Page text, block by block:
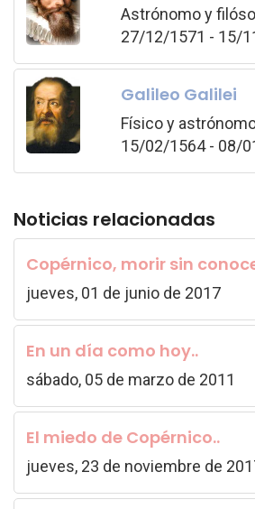
Astrónomo y
27/12/1571 - 15/
Galileo Galilei
Físico y
15/02/1564 - 08/
Noticias relacionadas
Copérnico, morir sin
jueves, 01 de junio de 2017
En un día como hoy..
sábado, 05 de marzo de 2011
El miedo de Copérnico..
jueves, 23 de noviembre de